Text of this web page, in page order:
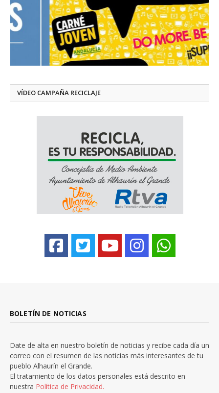
VÍDEO CAMPAÑA RECICLAJE
BOLETÍN DE NOTICIAS
Date de alta en nuestro boletín de noticias y recibe cada día un
correo con el resumen de las noticias más interesantes de tu
pueblo Alhaurín el Grande.
El tratamiento de los datos personales está descrito en
nuestra Política de Privacidad.